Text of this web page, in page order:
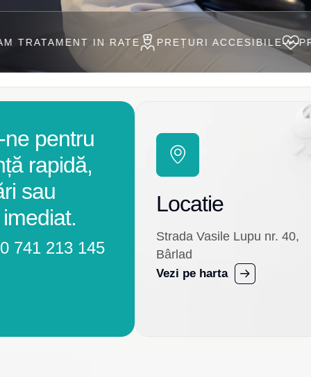
IN RATE PREȚURI ACCESIBILE PROFESIONIȘTI
ne pentru
rapidă,
sau
741 213 145
Locatie
Strada Vasile Lupu nr. 40,
Bârlad
Vezi pe harta